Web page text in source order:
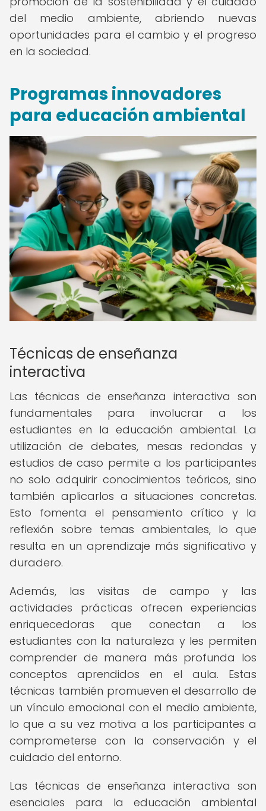
del medio ambiente, abriendo nuevas
oportunidades para el cambio y el progreso
en la sociedad.
Programas innovadores
para educación ambiental
Técnicas de enseñanza
interactiva
Las técnicas de enseñanza interactiva son
fundamentales para involucrar a los
estudiantes en la educación ambiental. La
utilización de debates, mesas redondas y
estudios de caso permite a los participantes
no solo adquirir conocimientos teóricos, sino
también aplicarlos a situaciones concretas.
Esto fomenta el pensamiento crítico y la
reflexión sobre temas ambientales, lo que
resulta en un aprendizaje más significativo y
duradero.
Además, las visitas de campo y las
actividades prácticas ofrecen experiencias
enriquecedoras que conectan a los
estudiantes con la naturaleza y les permiten
comprender de manera más profunda los
conceptos aprendidos en el aula. Estas
técnicas también promueven el desarrollo de
un vínculo emocional con el medio ambiente,
lo que a su vez motiva a los participantes a
comprometerse con la conservación y el
cuidado del entorno.
Las técnicas de enseñanza interactiva son
esenciales para la educación ambiental